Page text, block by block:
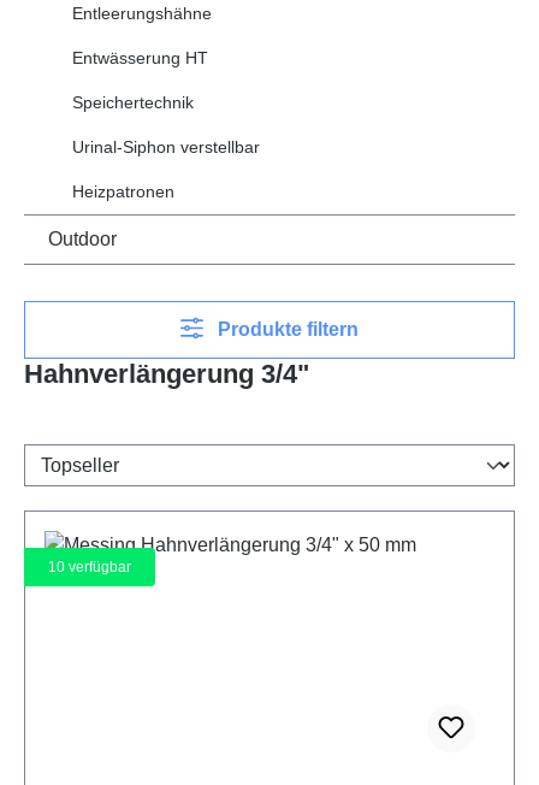
Entleerungshähne
Entwässerung HT
Speichertechnik
Urinal-Siphon verstellbar
Heizpatronen
Outdoor
Produkte filtern
Hahnverlängerung 3/4"
10 verfügbar